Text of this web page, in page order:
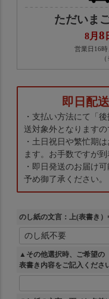
ただいま
8月 8
営業日16
即日配
・支払い方法にて「
送対象外となりますの
・土日祝日や繁忙期
ます。お手数ですが
・即日発送のお届け
予め御了承ください。
のし紙の文言：上(表書き）
(
▲その他選択時、ご希望の
表書き内容をご記入くださ